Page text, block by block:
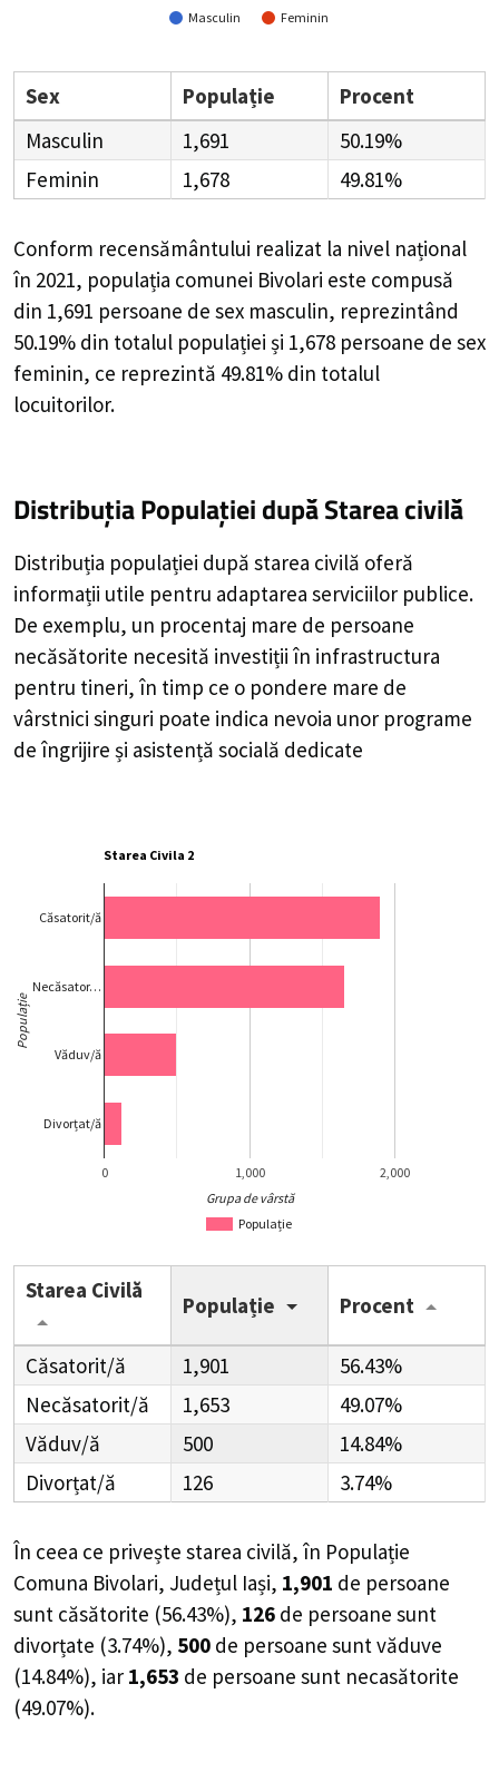
Masculin Feminin
Sex Populație
Procent
Masculin
1,691
50.19%
Feminin
1,678 49.81%
Conform recensământului realizat la nivel național
în 2021, populația comunei Bivolari este compusă
din 1,691 persoane de sex masculin, reprezintând
50.19% din totalul populației și 1,678 persoane de sex
feminin, ce reprezintă 49.81% din totalul
locuitorilor.
Distribuția Populațieidupă Starea civilă
Distribuția populației după starea civilă oferă
informații utile pentru adaptarea serviciilor publice.
De exemplu, un procentaj mare de persoane
necăsătorite necesită investiții în infrastructura
pentru tineri, în timp ce o pondere mare de
vârstnici singuri poate indica nevoia unor programe
de îngrijire și asistență socială dedicate
Starea Civila 2
Populație
0 1,000 2,000
Căsatorit/ă
Necăsator…
Văduv/ă
Divorțat/ă
Grupa de vârstă
Populație
Starea Civilă
Populație Procent
Căsatorit/ă 1,901
56.43%
Necăsatorit/ă
1,653
49.07%
Văduv/ă
500
14.84%
Divorțat/ă
126 3.74%
În ceea ce privește starea civilă, în Populație
Comuna Bivolari, Județul Iași, 1,901 de persoane
sunt căsătorite (56.43%), 126 de persoane sunt
divorțate (3.74%), 500 de persoane sunt văduve
(14.84%), iar 1,653 de persoane sunt necasătorite
(49.07%).